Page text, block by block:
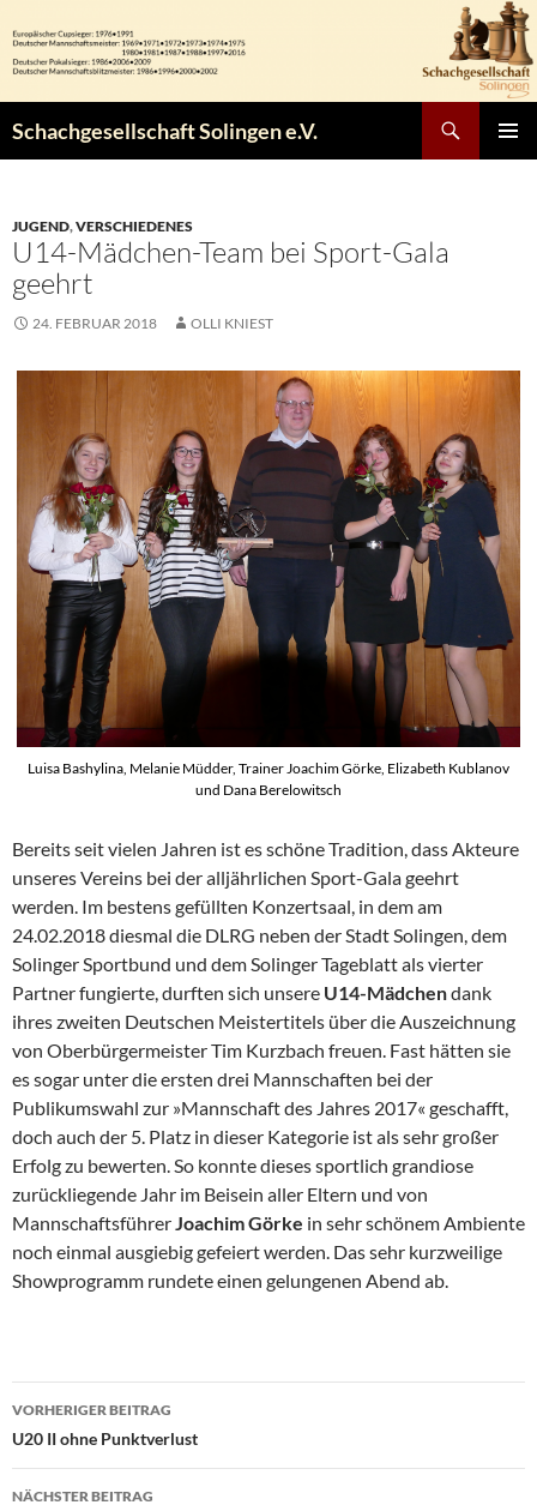
Inhalt
springen
Schachgesellschaft Solingen e.V.
JUGEND,VERSCHIEDENES
U14-Mädchen-Team bei Sport-Gala
geehrt
24. FEBRUAR 2018 OLLI KNIEST
Luisa Bashylina, Melanie Müdder, Trainer Joachim Görke, Elizabeth Kublanov
und Dana Berelowitsch
Bereits seit vielen Jahren ist es schöne Tradition, dass Akteure
unseres Vereins bei der alljährlichen Sport-Gala geehrt
werden. Im bestens gefüllten Konzertsaal, in dem am
24.02.2018 diesmal die DLRG neben der Stadt Solingen, dem
Solinger Sportbund und dem Solinger Tageblatt als vierter
Partner fungierte, durften sich unsere U14-Mädchendank
ihres zweiten Deutschen Meistertitels über die Auszeichnung
von Oberbürgermeister Tim Kurzbach freuen. Fast hätten sie
es sogar unter die ersten drei Mannschaften bei der
Publikumswahl zur »Mannschaft des Jahres 2017« geschafft,
doch auch der 5. Platz in dieser Kategorie ist als sehr großer
Erfolg zu bewerten. So konnte dieses sportlich grandiose
zurückliegende Jahr im Beisein aller Eltern und von
MannschaftsführerJoachim Görke in sehr schönem Ambiente
noch einmal ausgiebig gefeiert werden. Das sehr kurzweilige
Showprogramm rundete einen gelungenen Abend ab.
Beitragsnavigation
VORHERIGER BEITRAG
U20 II ohne Punktverlust
NÄCHSTER BEITRAG